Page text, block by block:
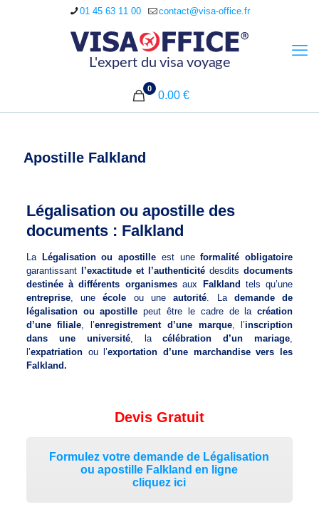
01 45 63 11 00 contact@visa-office.fr
0
0.00 €
Apostille Falkland
Légalisation ou apostille des
documents : Falkland
La Légalisation ou apostille est uneformalité obligatoire
garantissant
l’exactitude et l’authenticité desditsdocuments
destinée à différents organismesaux Falkland tels qu’une
entreprise, uneécole ou uneautorité . La demande de
légalisation ou apostille peut être le cadre de lacréation
d’une filiale , l’enregistrement d’une marque, l’inscription
dans une université, lacélébration d’un mariage
l’expatriationou l’exportation d’une marchandise vers les
Falkland.
Devis Gratuit
Formulez votre demande de Légalisation
ou apostille Falkland en ligne
cliquez ici